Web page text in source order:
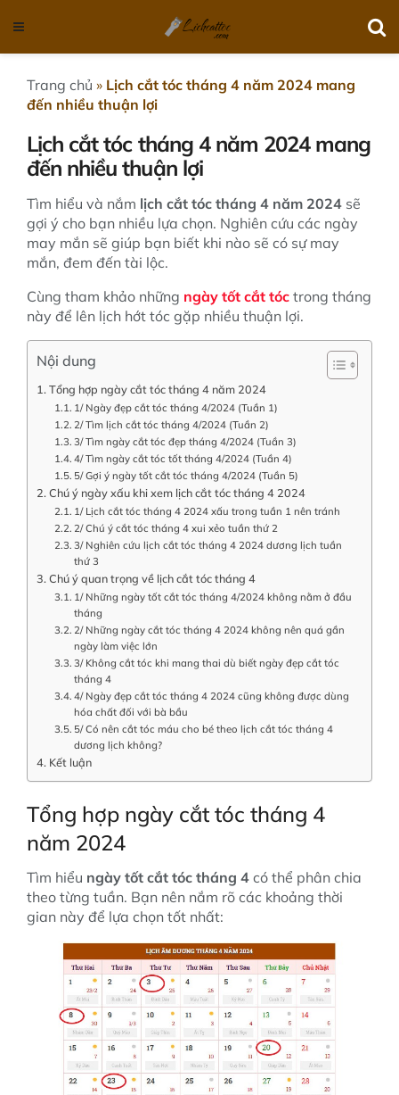
Trang chủ » Lịch cắt tóc tháng 4 năm 2024 mang
đến nhiều thuận lợi
Lịch cắt tóc tháng 4 năm 2024 mang
đến nhiều thuận lợi
Tìm hiểu và nắm lịch cắt tóc tháng 4 năm 2024 sẽ
gợi ý cho bạn nhiều lựa chọn. Nghiên cứu các ngày
may mắn sẽ giúp bạn biết khi nào sẽ có sự may
mắn, đem đến tài lộc.
Cùng tham khảo những ngày tốt cắt tóc trong tháng
này để lên lịch hớt tóc gặp nhiều thuận lợi.
Nội dung
Tổng hợp ngày cắt tóc tháng 4 năm 2024
1/ Ngày đẹp cắt tóc tháng 4/2024 (Tuần 1)
2/ Tìm lịch cắt tóc tháng 4/2024 (Tuần 2)
3/ Tìm ngày cắt tóc đẹp tháng 4/2024 (Tuần 3)
4/ Tìm ngày cắt tóc tốt tháng 4/2024 (Tuần 4)
5/ Gợi ý ngày tốt cắt tóc tháng 4/2024 (Tuần 5)
Chú ý ngày xấu khi xem lịch cắt tóc tháng 4 2024
1/ Lịch cắt tóc tháng 4 2024 xấu trong tuần 1 nên tránh
2/ Chú ý cắt tóc tháng 4 xui xẻo tuần thứ 2
3/ Nghiên cứu lịch cắt tóc tháng 4 2024 dương lịch tuần
thứ 3
Chú ý quan trọng về lịch cắt tóc tháng 4
1/ Những ngày tốt cắt tóc tháng 4/2024 không nằm ở đầu
tháng
2/ Những ngày cắt tóc tháng 4 2024 không nên quá gần
ngày làm việc lớn
3/ Không cắt tóc khi mang thai dù biết ngày đẹp cắt tóc
tháng 4
4/ Ngày đẹp cắt tóc tháng 4 2024 cũng không được dùng
hóa chất đối với bà bầu
5/ Có nên cắt tóc máu cho bé theo lịch cắt tóc tháng 4
dương lịch không?
Kết luận
Tổng hợp ngày cắt tóc tháng 4
năm 2024
Tìm hiểu ngày tốt cắt tóc tháng 4 có thể phân chia
theo từng tuần. Bạn nên nắm rõ các khoảng thời
gian này để lựa chọn tốt nhất: